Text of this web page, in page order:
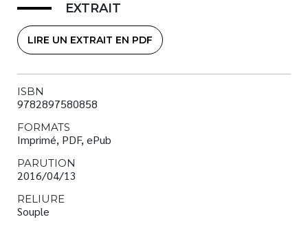
EXTRAIT
LIRE UN EXTRAIT EN PDF
ISBN
9782897580858
FORMATS
Imprimé, PDF, ePub
PARUTION
2016/04/13
RELIURE
Souple